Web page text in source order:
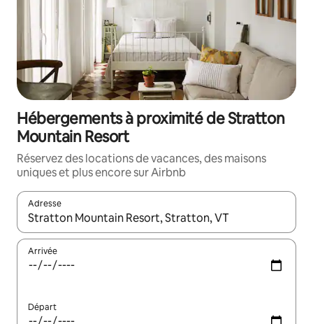
Hébergements à proximité de Stratton
Mountain Resort
Réservez des locations de vacances, des maisons
uniques et plus encore sur Airbnb
Adresse
Lorsque les résultats s'affichent, utilisez les flèches vers le
Arrivée
Départ